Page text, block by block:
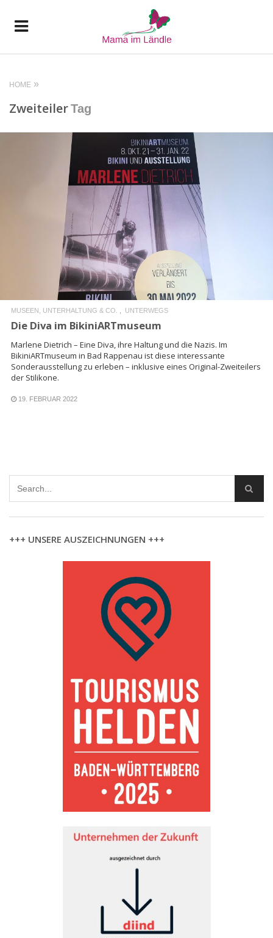
HOME
ZweiteilerTag
READ MORE
MUSEEN, UNTERHALTUNG & CO. UNTERWEGS
Die Diva im BikiniARTmuseum
Marlene Dietrich – Eine Diva, ihre Haltung und die Nazis. Im
BikiniARTmuseum in Bad Rappenau ist diese interessante
Sonderausstellung zu erleben – inklusive eines Original-Zweiteilers
der Stilikone.
19. FEBRUAR 2022
+++ UNSERE AUSZEICHNUNGEN +++